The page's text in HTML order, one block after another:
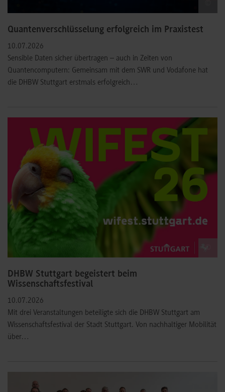
Quantenverschlüsselung erfolgreich im Praxistest
10.07.2026
Sensible Daten sicher übertragen – auch in Zeiten von
Quantencomputern: Gemeinsam mit dem SWR und Vodafone hat
die DHBW Stuttgart erstmals erfolgreich…
DHBW Stuttgart begeistert beim
Wissenschaftsfestival
10.07.2026
Mit drei Veranstaltungen beteiligte sich die DHBW Stuttgart am
Wissenschaftsfestival der Stadt Stuttgart. Von nachhaltiger Mobilität
über…